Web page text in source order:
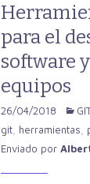
para el
software
equipos
26/04/2018 GIT
git herramientas
Enviado por